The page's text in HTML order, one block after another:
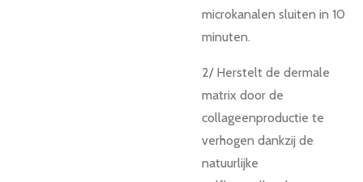
microkanalen sluiten in 10
minuten.
2/ Herstelt de dermale
matrix door de
collageenproductie te
verhogen dankzij de
natuurlijke